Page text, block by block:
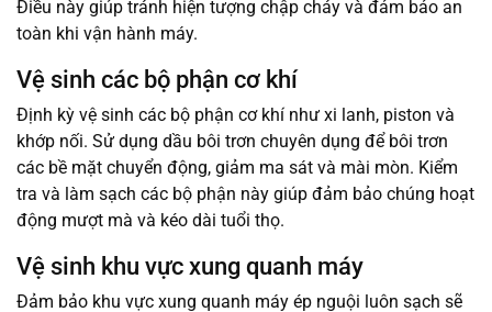
Điều này giúp tránh hiện tượng chập cháy và đảm bảo an
toàn khi vận hành máy.
Vệ sinh các bộ phận cơ khí
Định kỳ vệ sinh các bộ phận cơ khí như xi lanh, piston và
khớp nối. Sử dụng dầu bôi trơn chuyên dụng để bôi trơn
các bề mặt chuyển động, giảm ma sát và mài mòn. Kiểm
tra và làm sạch các bộ phận này giúp đảm bảo chúng hoạt
động mượt mà và kéo dài tuổi thọ.
Vệ sinh khu vực xung quanh máy
Đảm bảo khu vực xung quanh máy ép nguội luôn sạch sẽ